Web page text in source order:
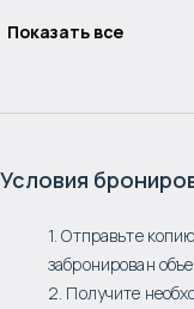
Показать все
Условия
1. Отправьте
забронирован
2. Получите